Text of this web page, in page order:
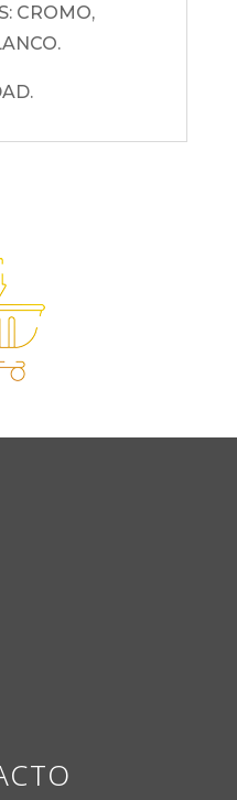
CROMO,